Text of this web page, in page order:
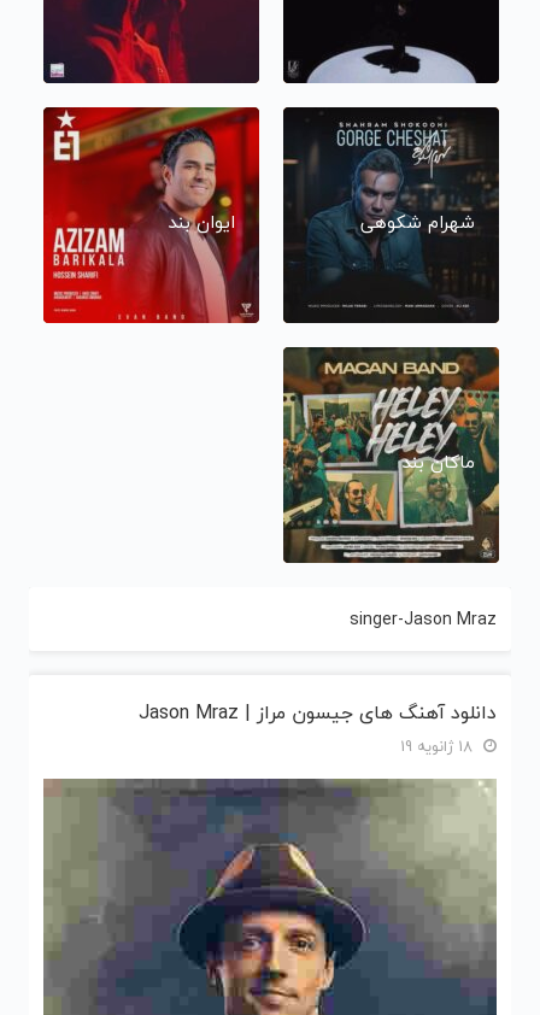
شهرام شکوهی ایوان بند
ماکان بند
singer-Jason Mraz
دانلود آهنگ های جیسون مراز | Jason Mraz